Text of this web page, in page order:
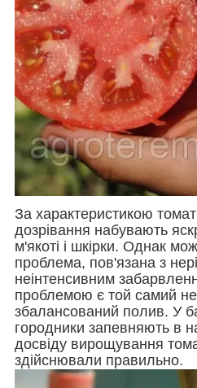
За характеристикою
дозрівання набувають
м'якоті і шкірки. Однак
проблема, пов'язана з
неінтенсивним
проблемою є той самий
збалансований полив. У
городники запевняють в
досвіду вирощування
здійснювали правильно.